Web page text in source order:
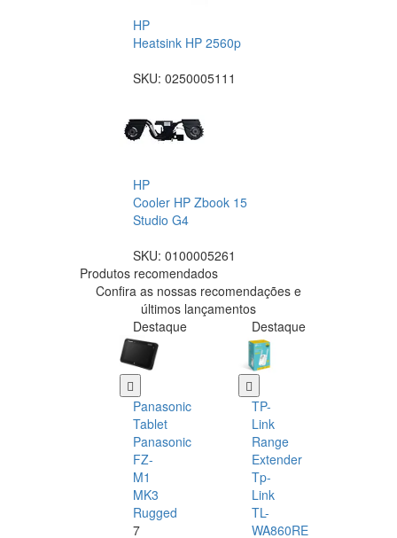
HP
Heatsink HP 2560p
SKU: 0250005111
HP
Cooler HP Zbook 15
Studio G4
SKU: 0100005261
Produtos recomendados
Confira as nossas recomendações e
últimos lançamentos
Destaque
Panasonic
Tablet
Panasonic
FZ-
M1
MK3
Rugged
7
Destaque
TP-
Link
Range
Extender
Tp-
Link
TL-
WA860RE